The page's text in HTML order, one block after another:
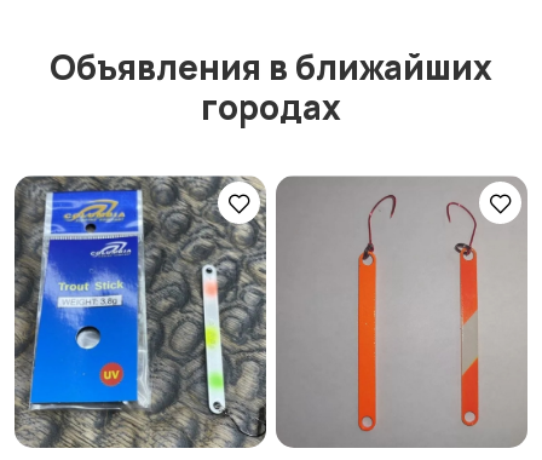
Аксессуары для
Аттрактанты
Мормышки
Объявления в ближайших
городах